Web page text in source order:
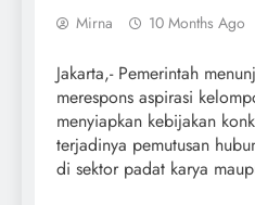
Mirna 10 Months Ago
Jakarta,- Pemerintah
merespons aspirasi
menyiapkan kebijakan
terjadinya pemutusan
di sektor padat karya